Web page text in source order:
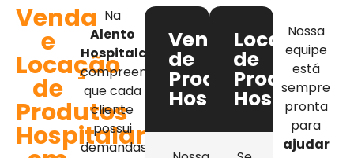
Venda
e
Locação
de
Produtos
Hospitalares
Na
Alento
Hospitalar
compreendemos
que cada
cliente
possui
demandas
Venda
de
Produtos
Hospitalares
Locação
de
Produtos
Nossa
equipe
está
sempre
pronta
para
ajudar